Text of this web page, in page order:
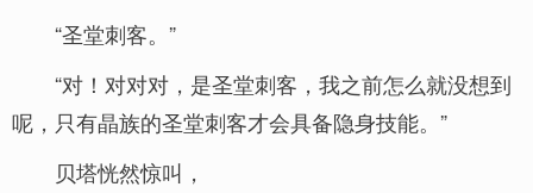
“圣堂刺客。”
“对！对对对，是圣堂刺客，我之前怎么就没想到
呢，只有晶族的圣堂刺客才会具备隐身技能。”
贝塔恍然惊叫，